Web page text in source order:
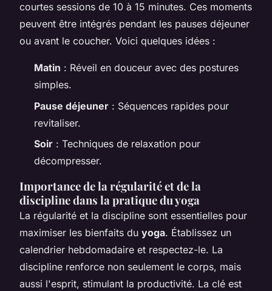
courtes sessions de 10 à 15 minutes. Ces moments
peuvent être intégrés pendant les pauses déjeuner
ou avant le coucher. Voici quelques idées :
Matin : Réveil en douceur avec des postures
simples.
Pause déjeuner : Séquences rapides pour
revitaliser.
Soir : Techniques de relaxation pour
décompresser.
Importance de la régularité et de la
discipline dans la pratique du yoga
La régularité et la discipline sont essentielles pour
maximiser les bienfaits du yoga. Établissez un
calendrier hebdomadaire et respectez-le. La
discipline renforce non seulement le corps, mais
aussi l'esprit, stimulant la productivité. La clé est